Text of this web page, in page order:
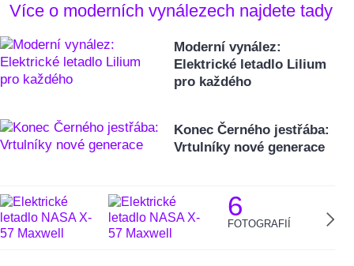
Více o moderních vynálezech najdete tady
Moderní vynález:
Elektrické letadlo Lilium
pro každého
Konec Černého jestřába:
Vrtulníky nové generace
6
FOTOGRAFIÍ